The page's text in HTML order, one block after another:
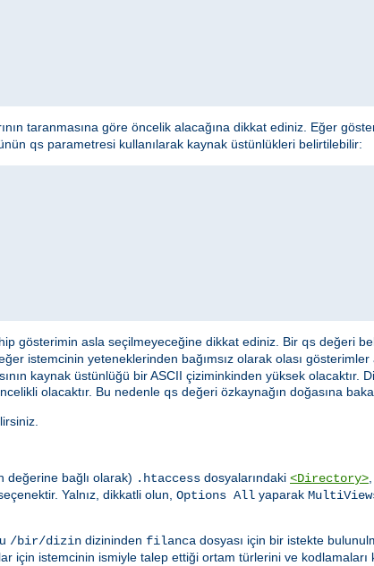
taranmasına göre öncelik alacağına dikkat ediniz. Eğer
qs parametresi kullanılarak kaynak üstünlükleri belirtilebilir:
gösterimin asla seçilmeyeceğine dikkat ediniz. Bir qs değeri
istemcinin yeteneklerinden bağımsız olarak olası gösterimler
kaynak üstünlüğü bir ASCII çiziminkinden yüksek olacaktır.
olacaktır. Bu nedenle qs değeri özkaynağın doğasına
değerine bağlı olarak) .htaccess dosyalarındaki <Directory>,
Yalnız, dikkatli olun, Options All yaparak
/bir/dizin dizininden filanca dosyası için bir istekte
için istemcinin ismiyle talep ettiği ortam türlerini ve kodlamaları